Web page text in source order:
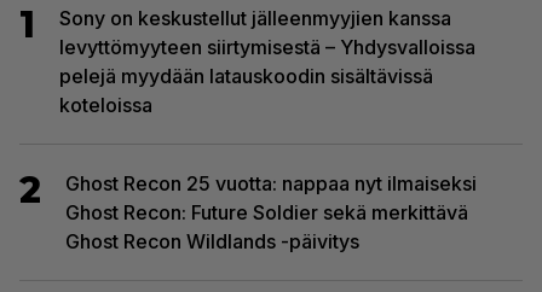
1
Sony on keskustellut jälleenmyyjien kanssa
levyttömyyteen siirtymisestä – Yhdysvalloissa
pelejä myydään latauskoodin sisältävissä
koteloissa
2
Ghost Recon 25 vuotta: nappaa nyt ilmaiseksi
Ghost Recon: Future Soldier sekä merkittävä
Ghost Recon Wildlands -päivitys